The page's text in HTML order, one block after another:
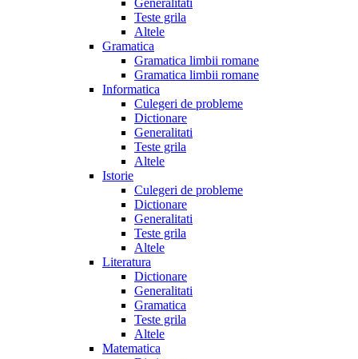
Generalitati
Teste grila
Altele
Gramatica
Gramatica limbii romane
Gramatica limbii romane
Informatica
Culegeri de probleme
Dictionare
Generalitati
Teste grila
Altele
Istorie
Culegeri de probleme
Dictionare
Generalitati
Teste grila
Altele
Literatura
Dictionare
Generalitati
Gramatica
Teste grila
Altele
Matematica